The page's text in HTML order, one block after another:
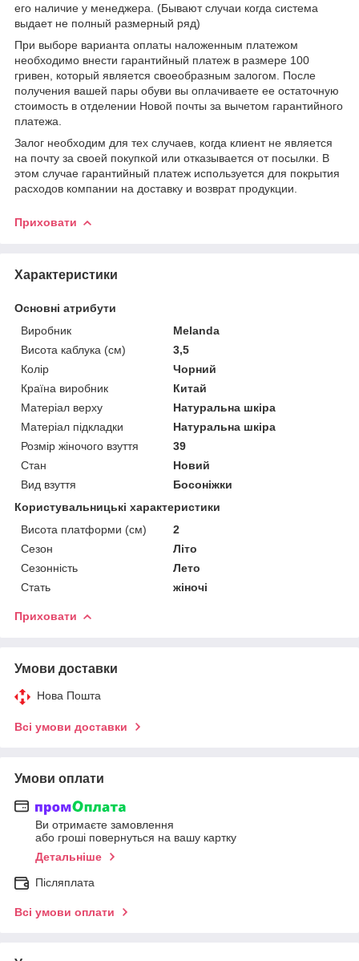
его наличие у менеджера. (Бывают случаи когда система
выдает не полный размерный ряд)
При выборе варианта оплаты наложенным платежом
необходимо внести гарантийный платеж в размере 100
гривен, который является своеобразным залогом. После
получения вашей пары обуви вы оплачиваете ее остаточную
стоимость в отделении Новой почты за вычетом гарантийного
платежа.
Залог необходим для тех случаев, когда клиент не является
на почту за своей покупкой или отказывается от посылки. В
этом случае гарантийный платеж используется для покрытия
расходов компании на доставку и возврат продукции.
Приховати
Характеристики
Основні атрибути
Виробник
Melanda
Висота каблука (см)
3,5
Колір
Чорний
Країна виробник
Китай
Матеріал верху
Натуральна шкіра
Матеріал підкладки
Натуральна шкіра
Розмір жіночого взуття
39
Стан
Новий
Вид взуття
Босоніжки
Користувальницькі характеристики
Висота платформи (см)
2
Сезон
Літо
Сезонність
Лето
Стать
жіночі
Приховати
Умови доставки
Нова Пошта
Всі умови доставки
Умови оплати
Ви отримаєте замовлення
або гроші повернуться на вашу картку
Детальніше
Післяплата
Всі умови оплати